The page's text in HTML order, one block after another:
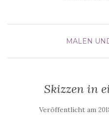
MALEN
Skizzen in
Veröffentlicht am